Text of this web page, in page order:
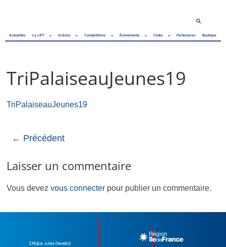
Actualités La LIFT Actions Compétitions Événements Clubs Partenaires Boutique
TriPalaiseauJeunes19
TriPalaiseauJeunes19
← Précédent
Laisser un commentaire
Vous devezvous connecter pour publier un commentaire.
2 Place Jules Gevelot